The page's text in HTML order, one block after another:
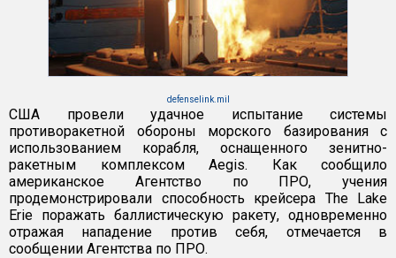
defenselink.mil
США провели удачное испытание системы
противоракетной обороны морского базирования с
использованием корабля, оснащенного зенитно-
ракетным комплексом Aegis. Как сообщило
американское Агентство по ПРО, учения
продемонстрировали способность крейсера The Lake
Erie поражать баллистическую ракету, одновременно
отражая нападение против себя, отмечается в
сообщении Агентства по ПРО.